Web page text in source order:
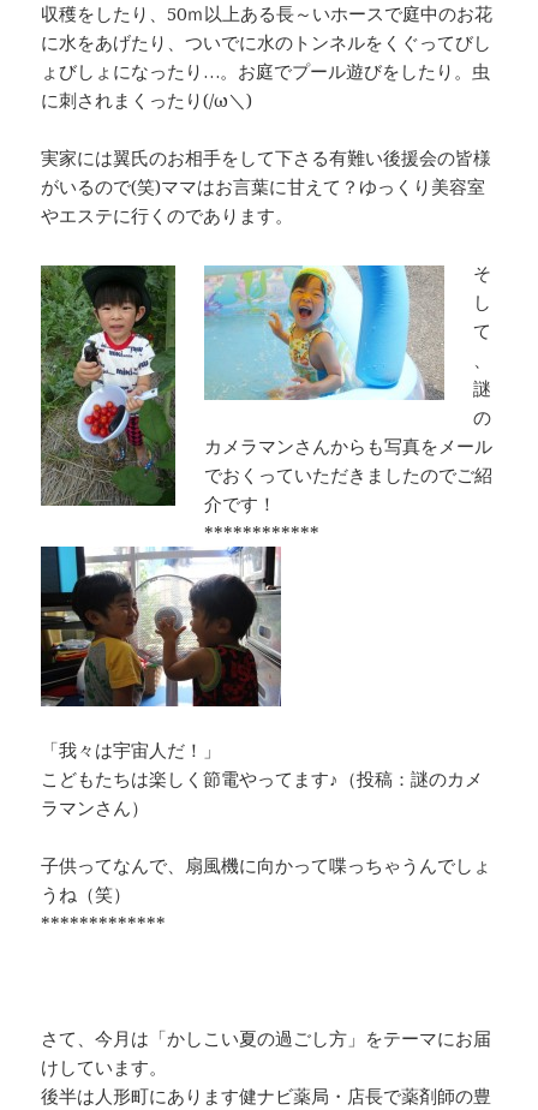
収穫をしたり、50ｍ以上ある長～いホースで庭中のお花
に水をあげたり、ついでに水のトンネルをくぐってびし
ょびしょになったり…。お庭でプール遊びをしたり。虫
に刺されまくったり(/ω＼)
実家には翼氏のお相手をして下さる有難い後援会の皆様
がいるので(笑)ママはお言葉に甘えて？ゆっくり美容室
やエステに行くのであります。
そ
し
て
、
謎
の
カメラマンさんからも写真をメール
でおくっていただきましたのでご紹
介です！
************
「我々は宇宙人だ！」
こどもたちは楽しく節電やってます♪（投稿：謎のカメ
ラマンさん）
子供ってなんで、扇風機に向かって喋っちゃうんでしょ
うね（笑）
*************
さて、今月は「かしこい夏の過ごし方」をテーマにお届
けしています。
後半は人形町にあります健ナビ薬局・店長で薬剤師の豊